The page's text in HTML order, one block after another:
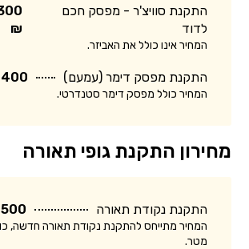
התקנת סוויצ'ר - מפסק חכם
לדוד
₪
המחיר אינו כולל את האביזר.
התקנת מפסק דימר (עמעם) 400 ₪ - 300 ₪
המחיר כולל מפסק דימר סטנדרטי.
מחירון התקנת גופי תאורה
התקנת נקודת תאורה 500 ₪ - 300 ₪
מטר.